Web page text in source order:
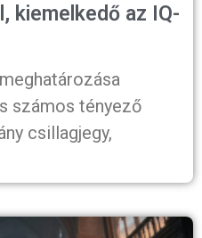
kiemelkedő az IQ-
számos tényező
csillagjegy,